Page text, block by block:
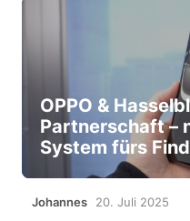
OPPO &
Partnerschaft –
System fürs
Johannes 20. Juli 2025